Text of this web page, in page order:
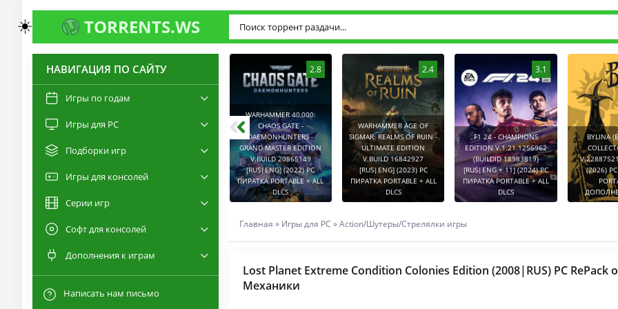
TORRENTS.WS
НАВИГАЦИЯ ПО САЙТУ
Игры по годам
Игры для PC
Подборки игр
Игры для консолей
Серии игр
Софт для консолей
Дополнения к играм
Написать нам письмо
3.0
RESIDENT EVIL 9:
REQUIEM - DELUXE
EDITION V.BUILD
(2026) PC ПИРАТКА
[RUS|ENG] (2026) PC
2.8
WARHAMMER 40,000:
CHAOS GATE -
DAEMONHUNTERS -
GRAND MASTER EDITION
V.BUILD 20865149
[RUS|ENG] (2022) PC
ПИРАТКА PORTABLE + ALL
DLCS
2.4
WARHAMMER AGE OF
SIGMAR: REALMS OF RUIN -
ULTIMATE EDITION
V.BUILD 16842927
[RUS|ENG] (2023) PC
ПИРАТКА PORTABLE + ALL
DLCS
3.1
F1 24 - CHAMPIONS
EDITION V.1.21.1256962
(BUILDID 18983819)
[RUS|ENG + 11] (2024) PC
ПИРАТКА PORTABLE + ALL
DLCS
BYLINA
(2026)
Главная » Игры для PC »Action/Шутеры/Стрелялки игры
Lost Planet Extreme Condition Colonies Edition (2008|RUS) PC RePack
Механики
☀️